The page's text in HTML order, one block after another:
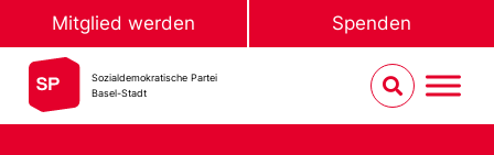
Mitglied werden Spenden
Sozialdemokratische Partei
Basel-Stadt